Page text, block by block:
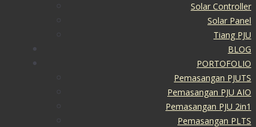
Solar Controller
Solar Panel
Tiang PJU
BLOG
PORTOFOLIO
Pemasangan PJUTS
Pemasangan PJU AIO
Pemasangan PJU 2in1
Pemasangan PLTS